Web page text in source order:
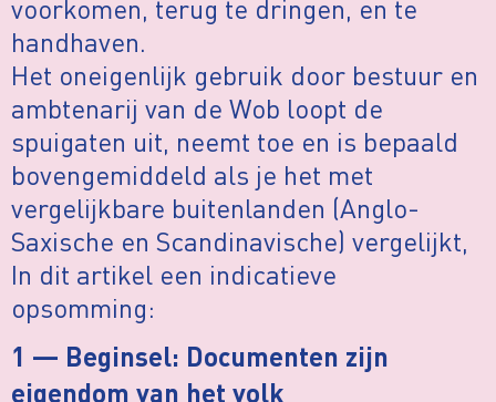
voorkomen, terug te dringen, en te
handhaven.
Het oneigenlijk gebruik door bestuur en
ambtenarij van de Wob loopt de
spuigaten uit, neemt toe en is bepaald
bovengemiddeld als je het met
vergelijkbare buitenlanden (Anglo-
Saxische en Scandinavische) vergelijkt,
In dit artikel een indicatieve
opsomming:
1 — Beginsel: Documenten zijn
eigendom van het volk